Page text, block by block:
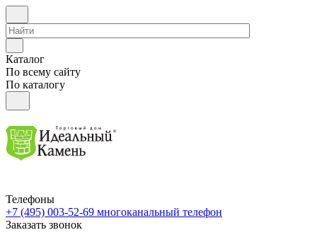
Каталог
По всему сайту
По каталогу
Телефоны
+7 (495) 003-52-69 многоканальный телефон
Заказать звонок